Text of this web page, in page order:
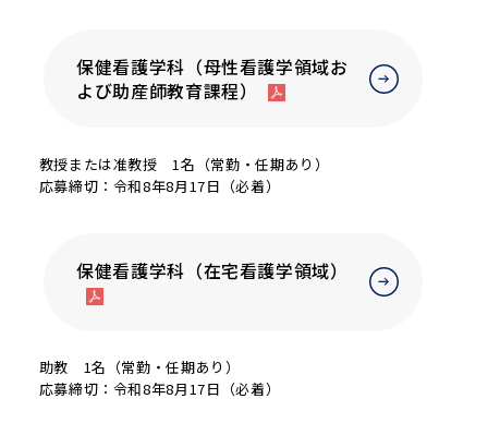
保健看護学科（母性看護学領域お
よび助産師教育課程）
教授または准教授 1名（常勤・任期あり）
応募締切：令和8年8月17日（必着）
保健看護学科（在宅看護学領域）
助教 1名（常勤・任期あり）
応募締切：令和8年8月17日（必着）